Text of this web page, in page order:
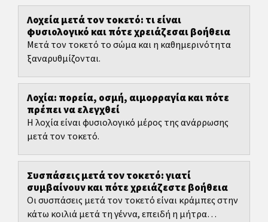
Λοχεία μετά τον τοκετό: τι είναι
φυσιολογικό και πότε χρειάζεσαι βοήθεια
Μετά τον τοκετό το σώμα και η καθημερινότητα
ξαναρυθμίζονται.
Λοχία: πορεία, οσμή, αιμορραγία και πότε
πρέπει να ελεγχθεί
Η λοχία είναι φυσιολογικό μέρος της ανάρρωσης
μετά τον τοκετό.
Συσπάσεις μετά τον τοκετό: γιατί
συμβαίνουν και πότε χρειάζεστε βοήθεια
Οι συσπάσεις μετά τον τοκετό είναι κράμπες στην
κάτω κοιλιά μετά τη γέννα, επειδή η μήτρα